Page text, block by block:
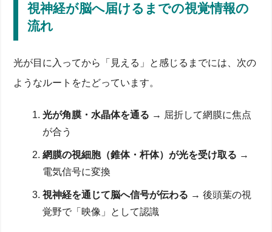
視神経が脳へ届けるまでの視覚情報の
流れ
光が目に入ってから「見える」と感じるまでには、次の
ようなルートをたどっています。
光が角膜・水晶体を通る → 屈折して網膜に焦点
が合う
網膜の視細胞（錐体・杆体）が光を受け取る →
電気信号に変換
視神経を通じて脳へ信号が伝わる → 後頭葉の視
覚野で「映像」として認識